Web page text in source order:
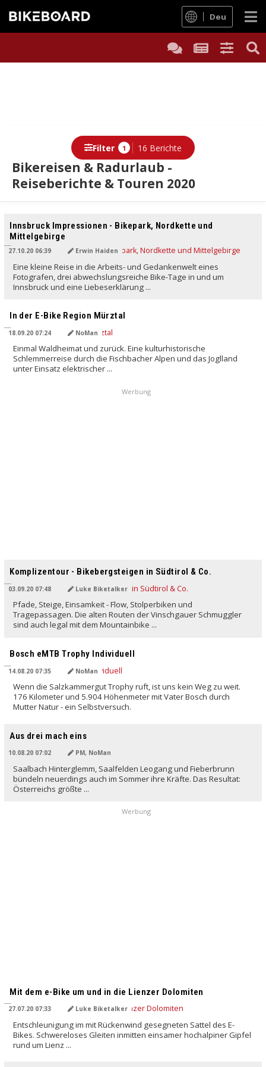
Deu
Filter 1 16 Berichte
Bikereisen & Radurlaub -
Reiseberichte & Touren 2020
Innsbruck Impressionen - Bikepark, Nordkette und
Mittelgebirge
27.10.20 06:39 Erwin Haiden
Eine kleine Reise in die Arbeits- und Gedankenwelt eines
Fotografen, drei abwechslungsreiche Bike-Tage in und um
Innsbruck und eine Liebeserklärung ...
In der E-Bike Region Mürztal
18.09.20 07:24 NoMan
Einmal Waldheimat und zurück. Eine kulturhistorische
Schlemmerreise durch die Fischbacher Alpen und das Joglland
unter Einsatz elektrischer ...
Werbung
Komplizentour - Bikebergsteigen in Südtirol & Co.
03.09.20 07:48 Luke Biketalker
Pfade, Steige, Einsamkeit - Flow, Stolperbiken und
Tragepassagen. Die alten Routen der Vinschgauer Schmuggler
sind auch legal mit dem Mountainbike ...
Bosch eMTB Trophy Individuell
14.08.20 07:35 NoMan
Wenn die Salzkammergut Trophy ruft, ist uns kein Weg zu weit.
176 Kilometer und 5.904 Höhenmeter mit Vater Bosch durch
Mutter Natur - ein Selbstversuch.
Aus drei mach eins
10.08.20 07:02 PM, NoMan
Saalbach Hinterglemm, Saalfelden Leogang und Fieberbrunn
bündeln neuerdings auch im Sommer ihre Kräfte. Das Resultat:
Österreichs größte ...
Werbung
Mit dem e-Bike um und in die Lienzer Dolomiten
27.07.20 07:33 Luke Biketalker
Entschleunigung im mit Rückenwind gesegneten Sattel des E-
Bikes. Schwereloses Gleiten inmitten einsamer hochalpiner Gipfel
rund um Lienz ...